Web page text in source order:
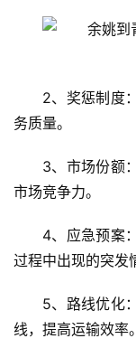
2、奖惩制度
务质量。
3、市场份额
市场竞争力。
4、应急预案
过程中出现的突发
5、路线优化
线，提高运输效率。